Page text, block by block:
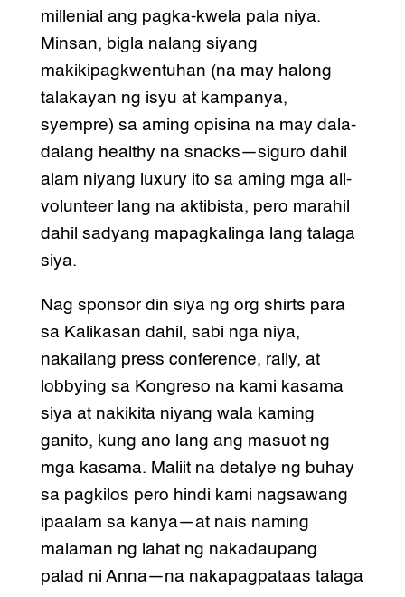
millenial ang pagka-kwela pala niya.
Minsan, bigla nalang siyang
makikipagkwentuhan (na may halong
talakayan ng isyu at kampanya,
syempre) sa aming opisina na may dala-
dalang healthy na snacks—siguro dahil
alam niyang luxury ito sa aming mga all-
volunteer lang na aktibista, pero marahil
dahil sadyang mapagkalinga lang talaga
siya.
Nag sponsor din siya ng org shirts para
sa Kalikasan dahil, sabi nga niya,
nakailang press conference, rally, at
lobbying sa Kongreso na kami kasama
siya at nakikita niyang wala kaming
ganito, kung ano lang ang masuot ng
mga kasama. Maliit na detalye ng buhay
sa pagkilos pero hindi kami nagsawang
ipaalam sa kanya—at nais naming
malaman ng lahat ng nakadaupang
palad ni Anna—na nakapagpataas talaga